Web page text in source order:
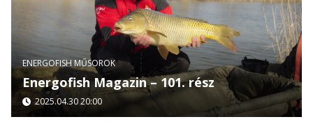
ENERGOFISH MŰSOROK
Energofish Magazin – 101. rész
2025.04.30 20:00